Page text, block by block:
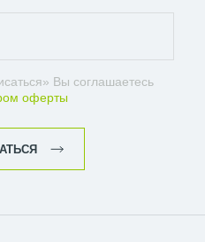
Вы соглашаетесь
оферты